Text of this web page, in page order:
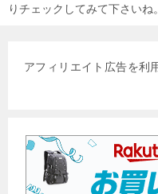
りチェックしてみて下さいね。
アフィリエイト広告を利